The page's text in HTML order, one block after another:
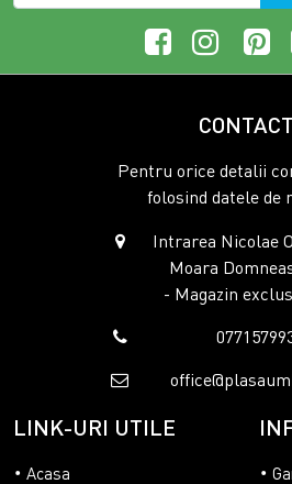
CONTACT
Pentru orice detalii
folosind datele de
Intrarea Nicolae
Moara
- Magazin
LINK-URI UTILE
Acasa